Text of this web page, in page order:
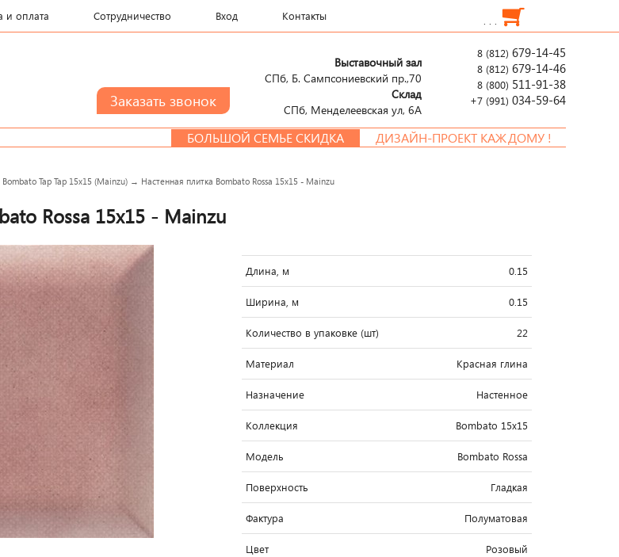
и оплата Сотрудничество Вход Контакты . . .
8 (812) 679-14-45
8 (812) 679-14-46
8 (800) 511-91-38
+7 (991) 034-59-64
Выставочный зал
СПб, Б. Сампсониевский пр.,70
Склад
СПб, Менделеевcкая ул, 6А
БОЛЬШОЙ СЕМЬЕ СКИДКА ДИЗАЙН-ПРОЕКТ КАЖДОМУ !
Bombato Tap Tap 15x15 (Mainzu) → Настенная плитка Bombato Rossa 15x15 - Mainzu
Rossa 15x15 - Mainzu
Длина, м 0.15
Ширина, м 0.15
Количество в упаковке (шт) 22
Материал Красная глина
Назначение Настенное
Коллекция Bombato 15x15
Модель Bombato Rossa
Поверхность Гладкая
Фактура Полуматовая
Цвет Розовый